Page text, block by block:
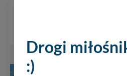
Drogi
:)